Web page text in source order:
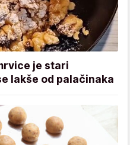
je stari
lakše od palačinaka